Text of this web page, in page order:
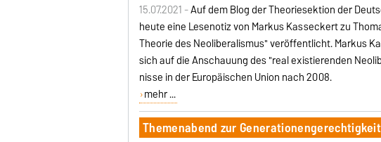
15.07.2021 -Auf dem Blog der Theoriesektion der
heute eine Lesenotiz von Markus Kasseckert zu
Theorie des Neoliberalismus" veröffentlicht. Markus
sich auf die Anschauung des "real existierenden
nisse in der Europäischen Union nach 2008.
mehr ...
Themenabend zur